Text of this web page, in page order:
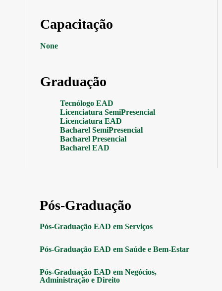
Capacitação
None
Graduação
Tecnólogo EAD
Licenciatura SemiPresencial
Licenciatura EAD
Bacharel SemiPresencial
Bacharel Presencial
Bacharel EAD
Pós-Graduação
Pós-Graduação EAD em Serviços
Pós-Graduação EAD em Saúde e Bem-Estar
Pós-Graduação EAD em Negócios,
Administração e Direito